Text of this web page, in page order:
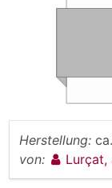
Herstellung:
von:
Lurçat,